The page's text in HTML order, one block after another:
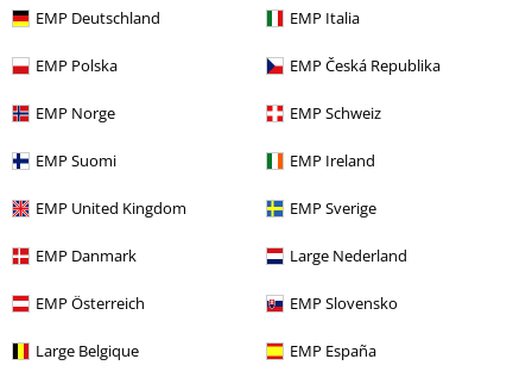
EMP Deutschland EMP Italia
EMP Polska EMP Česká Republika
EMP Norge EMP Schweiz
EMP Suomi EMP Ireland
EMP United Kingdom EMP Sverige
EMP Danmark Large Nederland
EMP Österreich EMP Slovensko
Large Belgique EMP España
Ontdek het nu!
E-mailnieuwsbrief